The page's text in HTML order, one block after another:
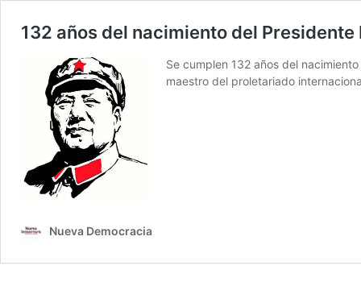
132 años del nacimiento del Presidente
Se cumplen 132 años del
maestro del proletariado
Nueva Democracia